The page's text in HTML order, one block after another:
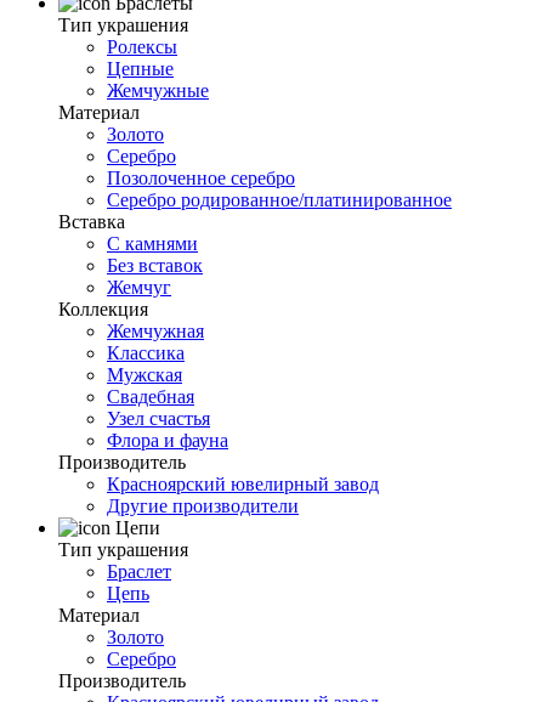
Тип украшения
Ролексы
Цепные
Жемчужные
Материал
Золото
Серебро
Позолоченное серебро
Серебро родированное/платинированное
Вставка
С камнями
Без вставок
Жемчуг
Коллекция
Жемчужная
Классика
Мужская
Свадебная
Узел счастья
Флора и фауна
Производитель
Красноярский ювелирный завод
Другие производители
Цепи
Тип украшения
Браслет
Цепь
Материал
Золото
Серебро
Производитель